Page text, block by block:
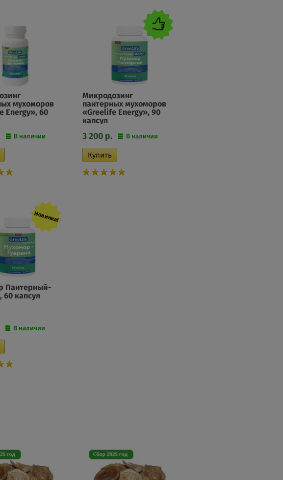
мухоморов
Energy», 60
В наличии
Микродозинг
пантерных мухоморов
«Greelife Energy», 90
капсул
3 200 р. В наличии
Новинка!
Пантерный-
60 капсул
В наличии